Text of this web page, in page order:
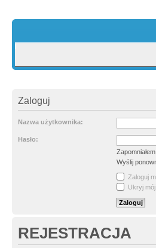
Zaloguj
Nazwa użytkownika:
Hasło:
Wyślij
Zaloguj
Ukryj
REJESTRACJA